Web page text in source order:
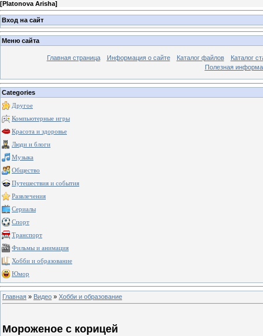
[Platonova Arisha]
Вход на сайт
Меню сайта
Главная страница Информация о сайте Каталог файлов
Каталог
Полезная
Categories
Другое
Компьютерные игры
Красота и здоровье
Люди и блоги
Музыка
Общество
Путешествия и события
Развлечения
Сериалы
Спорт
Транспорт
Фильмы и анимация
Хобби и образование
Юмор
Главная » Видео » Хобби и образование
Мороженое с корицей